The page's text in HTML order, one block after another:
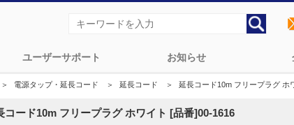
ユーザーサポート お知らせ
電源タップ・延長コード ＞ 延長コード ＞ 延長コード10m フリープラグ ホ
コード10m フリープラグ ホワイト [品番]00-1616